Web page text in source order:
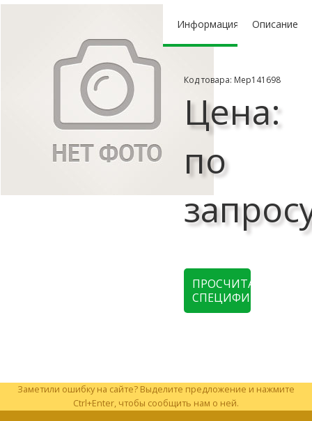
Информация Описание
Код товара: Мер141698
Цена:
по
ПРОСЧИТАТЬ
СПЕЦИФИКАЦИЮ
Заметили ошибку на сайте? Выделите предложение и нажмите
Ctrl+Enter, чтобы сообщить нам о ней.